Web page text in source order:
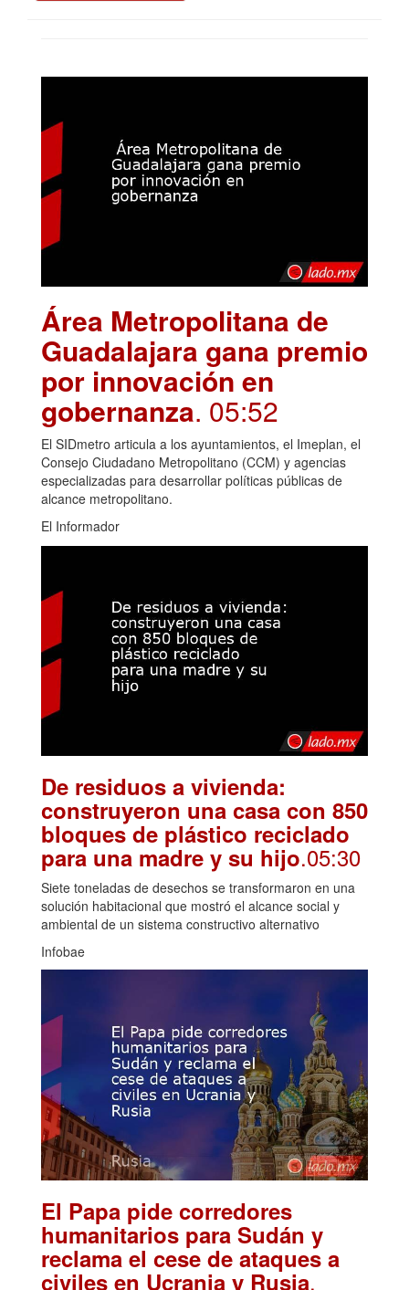
Área Metropolitana de
Guadalajara gana premio
por innovación en
gobernanza. 05:52
El SIDmetro articula a los ayuntamientos, el Imeplan, el
Consejo Ciudadano Metropolitano (CCM) y agencias
especializadas para desarrollar políticas públicas de
alcance metropolitano.
El Informador
De residuos a vivienda:
construyeron una casa con 850
bloques de plástico reciclado
para una madre y su hijo.05:30
Siete toneladas de desechos se transformaron en una
solución habitacional que mostró el alcance social y
ambiental de un sistema constructivo alternativo
Infobae
El Papa pide corredores
humanitarios para Sudán y
reclama el cese de ataques a
civiles en Ucrania y Rusia.